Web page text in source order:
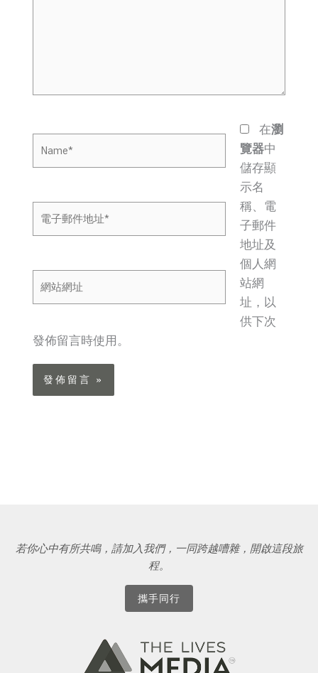
Name*
電
件
地
址
網
址
在瀏
覽器中
儲存顯
示名
稱、電
子郵件
地址及
個人網
站網
址，以
供下次
發佈留言時使用。
若你心中有所共鳴，請加入我們，一同跨越嘈雜，開啟這段旅
程。
攜手同行